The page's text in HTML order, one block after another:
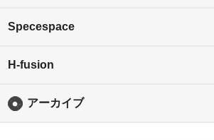
Specespace
H-fusion
アーカイブ